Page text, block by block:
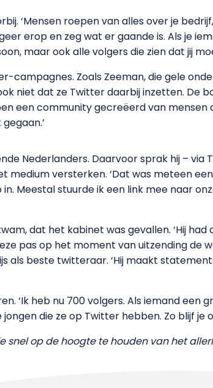
‘Mensen roepen van alles over je
erop en zeg wat er gaande is. Als je
maar ook alle volgers die zien dat jij
Zoals Zeeman, die gele
niet dat ze Twitter daarbij inzetten. De
een community gecreëerd van mensen
Nederlanders. Daarvoor sprak hij –
medium versterken. ‘Dat was meteen
Meestal stuurde ik een link mee naar
dat het kabinet was gevallen. ‘Hij
pas op het moment van uitzending de
als beste twitteraar. ‘Hij maakt
‘Ik heb nu 700 volgers. Als iemand een
die ze op Twitter hebben. Zo blijf je
snel op de hoogte te houden van het